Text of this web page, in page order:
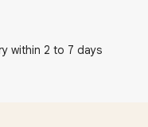
within 2 to 7 days